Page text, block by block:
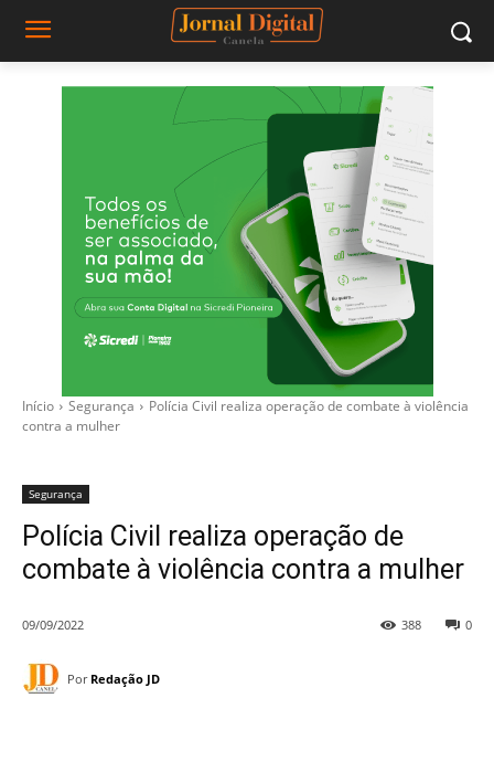
Início Segurança
Polícia Civil realiza operação de combate à violência
contra a mulher
Segurança
Polícia Civil realiza operação de
combate à violência contra a mulher
09/09/2022 0
388
Por Redação JD